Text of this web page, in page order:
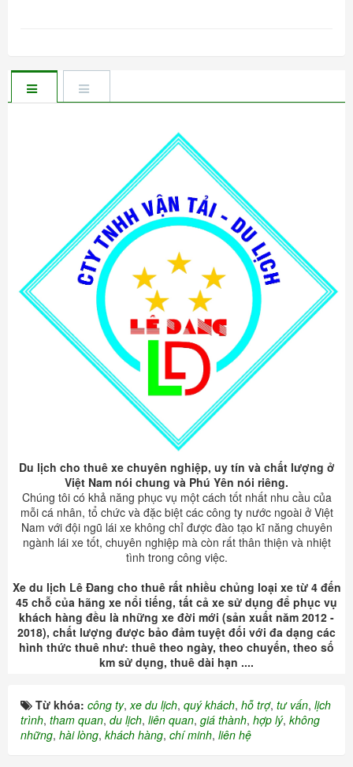
Du lịch cho thuê xe chuyên nghiệp, uy tín và chất lượng ở
Việt Nam nói chung và Phú Yên nói riêng.
Chúng tôi có khả năng phục vụ một cách tốt nhất nhu cầu của
mỗi cá nhân, tổ chức và đặc biệt các công ty nước ngoài ở Việt
Nam với đội ngũ lái xe không chỉ được đào tạo kĩ năng chuyên
ngành lái xe tốt, chuyên nghiệp mà còn rất thân thiện và nhiệt
tình trong công việc.
Xe du lịch Lê Đang cho thuê rất nhiều chủng loại xe từ 4 đến
45 chỗ của hãng xe nổi tiếng, tất cả xe sử dụng để phục vụ
khách hàng đều là những xe đời mới (sản xuất năm 2012 -
2018), chất lượng được bảo đảm tuyệt đối với đa dạng các
hình thức thuê như: thuê theo ngày, theo chuyến, theo số
km sử dụng, thuê dài hạn ....
Từ khóa: công ty, xe du lịch, quý khách, hỗ trợ, tư vấn, lịch
trình, tham quan, du lịch, liên quan, giá thành, hợp lý, không
những, hài lòng, khách hàng, chí minh, liên hệ